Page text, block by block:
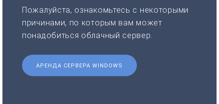
Пожалуйста, ознакомьтесь с некоторыми
причинами, по которым вам может
понадобиться облачный сервер.
АРЕНДА СЕРВЕРА WINDOWS